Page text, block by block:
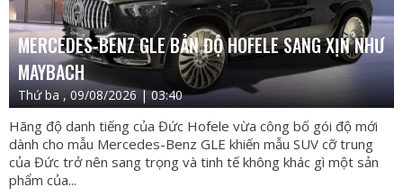
MERCEDES-BENZ GLE BẢN ĐỘ HOFELE SANG XỊN NHƯ
MAYBACH
Thứ ba , 09/08/2026 | 03:40
Hãng độ danh tiếng của Đức Hofele vừa công bố gói độ mới
dành cho mẫu Mercedes-Benz GLE khiến mẫu SUV cỡ trung
của Đức trở nên sang trọng và tinh tế không khác gì một sản
phẩm của...